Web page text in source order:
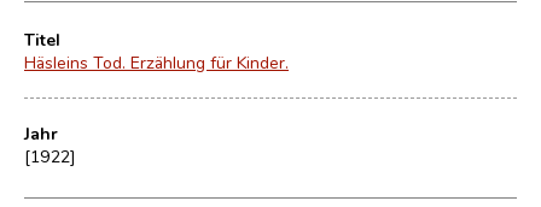
Titel
Häsleins Tod. Erzählung für Kinder.
Jahr
[1922]